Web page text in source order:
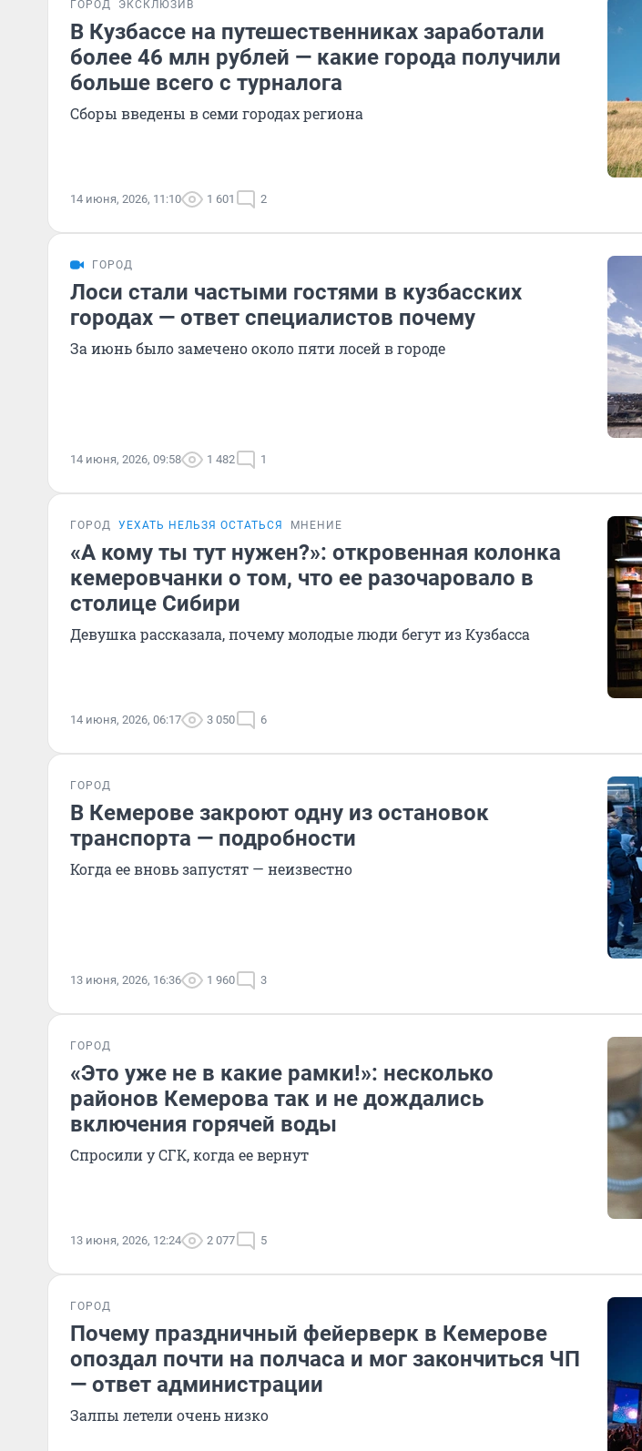
ГОРОД ЭКСКЛЮЗИВ
В Кузбассе на путешественниках заработали
более 46 млн рублей — какие города получили
больше всего с турналога
Сборы введены в семи городах региона
14 июня, 2026, 11:10 1 601 2
ГОРОД
Лоси стали частыми гостями в кузбасских
городах — ответ специалистов почему
За июнь было замечено около пяти лосей в городе
14 июня, 2026, 09:58 1 482 1
ГОРОД УЕХАТЬ НЕЛЬЗЯ ОСТАТЬСЯ МНЕНИЕ
«А кому ты тут нужен?»: откровенная колонка
кемеровчанки о том, что ее разочаровало в
столице Сибири
Девушка рассказала, почему молодые люди бегут из Кузбасса
14 июня, 2026, 06:17 3 050 6
ГОРОД
В Кемерове закроют одну из остановок
транспорта — подробности
Когда ее вновь запустят — неизвестно
13 июня, 2026, 16:36 1 960 3
ГОРОД
«Это уже не в какие рамки!»: несколько
районов Кемерова так и не дождались
включения горячей воды
Спросили у СГК, когда ее вернут
13 июня, 2026, 12:24 2 077 5
ГОРОД
Почему праздничный фейерверк в Кемерове
опоздал почти на полчаса и мог закончиться ЧП
— ответ администрации
Залпы летели очень низко